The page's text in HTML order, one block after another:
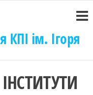
ім. Ігоря